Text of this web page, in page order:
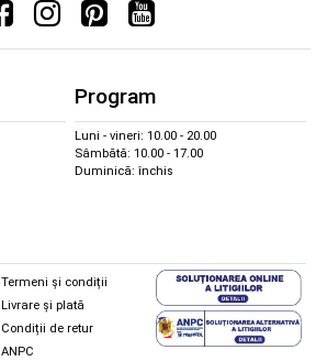
Program
Luni - vineri: 10.00 - 20.00
Sâmbătă: 10.00 - 17.00
Duminică: închis
Termeni și condiții
Livrare și plată
Condiții de retur
ANPC